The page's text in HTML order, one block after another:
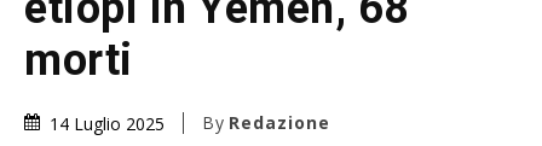
morti
14 Luglio 2025 By Redazione